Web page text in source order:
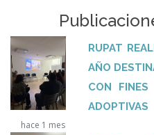
hace 1 mes
RUPAT
AÑO
CON
ADOPTIVAS